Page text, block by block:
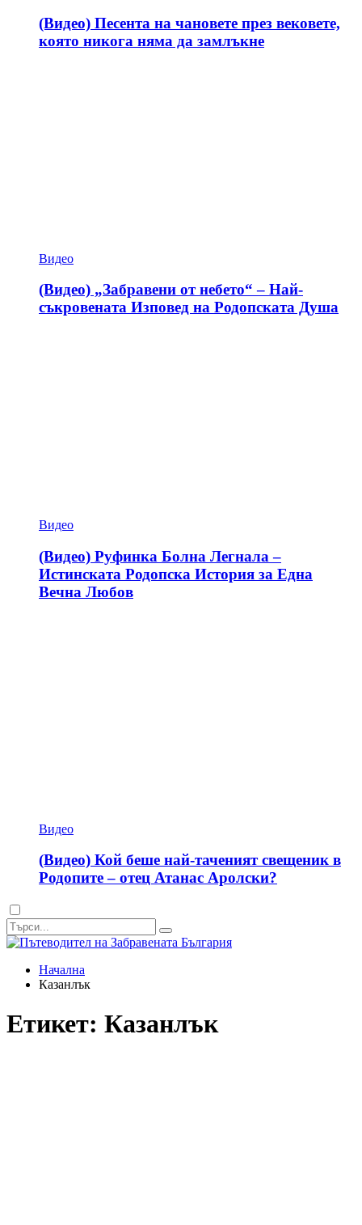
(Видео) Песента на чановете през вековете,
която никога няма да замлъкне
Видео
(Видео) „Забравени от небето“ – Най-
съкровената Изповед на Родопската Душа
Видео
(Видео) Руфинка Болна Легнала –
Истинската Родопска История за Една
Вечна Любов
Видео
(Видео) Кой беше най-таченият свещеник в
Родопите – отец Атанас Аролски?
Dark
mode
Начална
Казанлък
Етикет: Казанлък